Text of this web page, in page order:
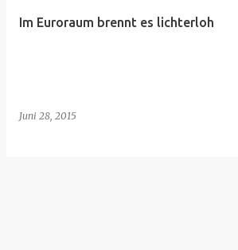
Im Euroraum brennt es lichterloh
Juni 28, 2015